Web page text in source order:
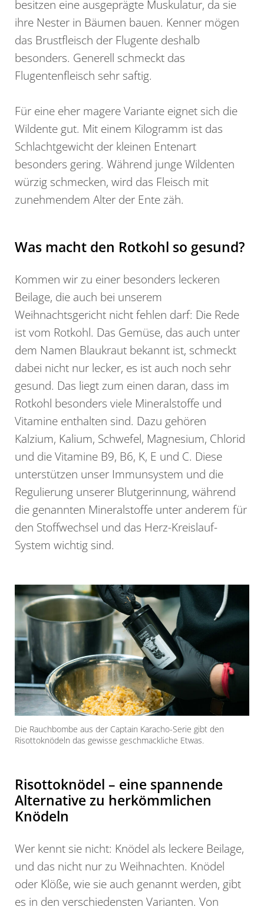
besitzen eine ausgeprägte Muskulatur, da sie
ihre Nester in Bäumen bauen. Kenner mögen
das Brustfleisch der Flugente deshalb
besonders. Generell schmeckt das
Flugentenfleisch sehr saftig.
Für eine eher magere Variante eignet sich die
Wildente gut. Mit einem Kilogramm ist das
Schlachtgewicht der kleinen Entenart
besonders gering. Während junge Wildenten
würzig schmecken, wird das Fleisch mit
zunehmendem Alter der Ente zäh.
Was macht den Rotkohl so gesund?
Kommen wir zu einer besonders leckeren
Beilage, die auch bei unserem
Weihnachtsgericht nicht fehlen darf: Die Rede
ist vom Rotkohl. Das Gemüse, das auch unter
dem Namen Blaukraut bekannt ist, schmeckt
dabei nicht nur lecker, es ist auch noch sehr
gesund. Das liegt zum einen daran, dass im
Rotkohl besonders viele Mineralstoffe und
Vitamine enthalten sind. Dazu gehören
Kalzium, Kalium, Schwefel, Magnesium, Chlorid
und die Vitamine B9, B6, K, E und C. Diese
unterstützen unser Immunsystem und die
Regulierung unserer Blutgerinnung, während
die genannten Mineralstoffe unter anderem für
den Stoffwechsel und das Herz-Kreislauf-
System wichtig sind.
Die Rauchbombe aus der Captain Karacho-Serie gibt den
Risottoknödeln das gewisse geschmackliche Etwas.
Risottoknödel – eine spannende
Alternative zu herkömmlichen
Knödeln
Wer kennt sie nicht: Knödel als leckere Beilage,
und das nicht nur zu Weihnachten. Knödel
oder Klöße, wie sie auch genannt werden, gibt
es in den verschiedensten Varianten. Von